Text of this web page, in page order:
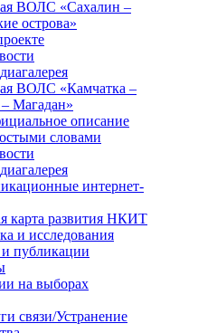
ВОЛС «Сахалин –
острова»
ВОЛС «Камчатка –
Магадан»
описание
словами
интернет-
карта развития НКИТ
и исследования
публикации
на выборах
связи/Устранение